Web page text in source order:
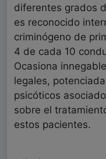
diferentes grados
es reconocido
criminógeno de
4 de cada 10
Ocasiona
legales,
psicóticos
sobre el
estos pacientes.